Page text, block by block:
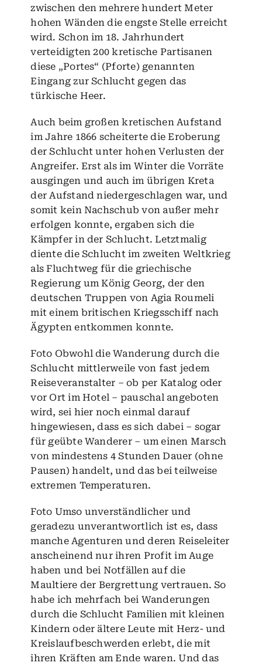
zwischen den mehrere hundert Meter
hohen Wänden die engste Stelle erreicht
wird. Schon im 18. Jahrhundert
verteidigten 200 kretische Partisanen
diese „Portes“ (Pforte) genannten
Eingang zur Schlucht gegen das
türkische Heer.
Auch beim großen kretischen Aufstand
im Jahre 1866 scheiterte die Eroberung
der Schlucht unter hohen Verlusten der
Angreifer. Erst als im Winter die Vorräte
ausgingen und auch im übrigen Kreta
der Aufstand niedergeschlagen war, und
somit kein Nachschub von außer mehr
erfolgen konnte, ergaben sich die
Kämpfer in der Schlucht. Letztmalig
diente die Schlucht im zweiten Weltkrieg
als Fluchtweg für die griechische
Regierung um König Georg, der den
deutschen Truppen von Agia Roumeli
mit einem britischen Kriegsschiff nach
Ägypten entkommen konnte.
Foto Obwohl die Wanderung durch die
Schlucht mittlerweile von fast jedem
Reiseveranstalter – ob per Katalog oder
vor Ort im Hotel – pauschal angeboten
wird, sei hier noch einmal darauf
hingewiesen, dass es sich dabei – sogar
für geübte Wanderer – um einen Marsch
von mindestens 4 Stunden Dauer (ohne
Pausen) handelt, und das bei teilweise
extremen Temperaturen.
Foto Umso unverständlicher und
geradezu unverantwortlich ist es, dass
manche Agenturen und deren Reiseleiter
anscheinend nur ihren Profit im Auge
haben und bei Notfällen auf die
Maultiere der Bergrettung vertrauen. So
habe ich mehrfach bei Wanderungen
durch die Schlucht Familien mit kleinen
Kindern oder ältere Leute mit Herz- und
Kreislaufbeschwerden erlebt, die mit
ihren Kräften am Ende waren. Und das